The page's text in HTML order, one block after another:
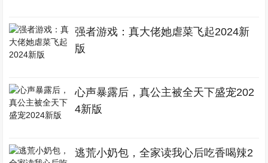
强者游戏：真大佬她虐菜飞起2024新
版
心声暴露后，真公主被全天下盛宠202
4新版
逃荒小奶包，全家读我心后吃香喝辣2